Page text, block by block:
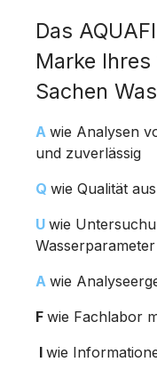
Das
Marke
Sachen
A wie Analysen
und zuverlässig
Q wie Qualität
U wie
Wasserparameter
A wie
F wie Fachlabor
I wie